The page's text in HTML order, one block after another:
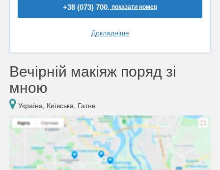
+38 (073) 700..показати номер
Докладніше
Вечірній макіяж поряд зі
мною
Україна, Київська, Гатне